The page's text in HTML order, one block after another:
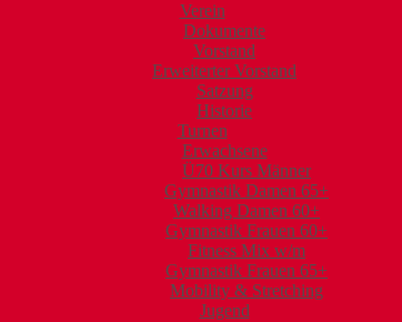
Verein
Dokumente
Vorstand
Erweiterter Vorstand
Satzung
Historie
Turnen
Erwachsene
Ü70 Kurs Männer
Gymnastik Damen 65+
Walking Damen 60+
Gymnastik Frauen 60+
Fitness Mix w/m
Gymnastik Frauen 65+
Mobility & Stretching
Jugend